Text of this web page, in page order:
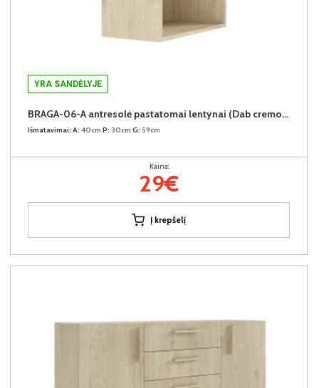
YRA SANDĖLYJE
BRAGA-06-A antresolė pastatomai lentynai (Dab cremona)
Išmatavimai: A: 40cm P: 30cm G: 59cm
Kaina:
29€
Į krepšelį